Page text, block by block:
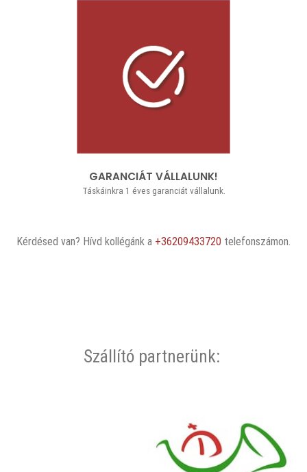
GARANCIÁT VÁLLALUNK!
Táskáinkra 1 éves garanciát vállalunk.
Kérdésed van? Hívd kollégánk a +36209433720 telefonszámon.
Szállító partnerünk: